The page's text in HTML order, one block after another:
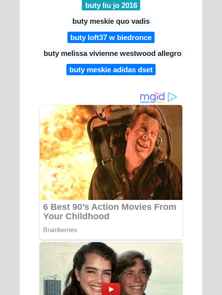
buty liu jo 2016
buty meskie quo vadis
buty loft37 w biedronce
buty melissa vivienne westwood allegro
buty meskie adidas dset